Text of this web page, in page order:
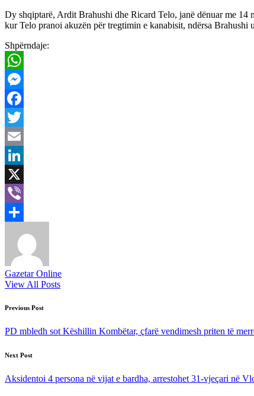
Dy shqiptarë, Ardit Brahushi dhe Ricard Telo, janë dënuar me
kur Telo pranoi akuzën për tregtimin e kanabisit, ndërsa
Shpërndaje:
WhatsApp
Messenger
Facebook
Twitter
Email
LinkedIn
X
Viber
Gazetar Online
View All Posts
Post
navigation
Previous Post
PD mbledh sot Këshillin Kombëtar, çfarë vendimesh priten të
Next Post
Aksidentoi 4 persona në vijat e bardha, arrestohet 31-vjeçari në